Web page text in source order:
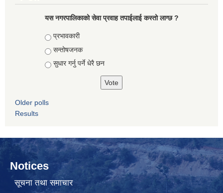
यस नगरपालिकाको सेवा प्रवाह तपाईलाई कस्तो लाग्छ ?
Choices
प्रभावकारी
सन्तोषजनक
सुधार गर्नु पर्ने धेरै छन
Older polls
Results
Notices
सूचना तथा समाचार